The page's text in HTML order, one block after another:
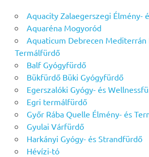
Aquacity Zalaegerszegi Élmény-
Aquaréna Mogyoród
Aquaticum Debrecen
Termálfürdő
Balf Gyógyfürdő
Bükfürdő Büki Gyógyfürdő
Egerszalóki Gyógy- és
Egri termálfürdő
Győr Rába Quelle Élmény- és
Gyulai Várfürdő
Harkányi Gyógy- és Strandfürdő
Hévízi-tó